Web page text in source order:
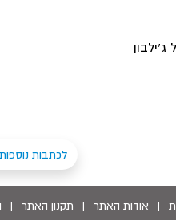
לכתבות נוספות
| אודות האתר | תקנון האתר |